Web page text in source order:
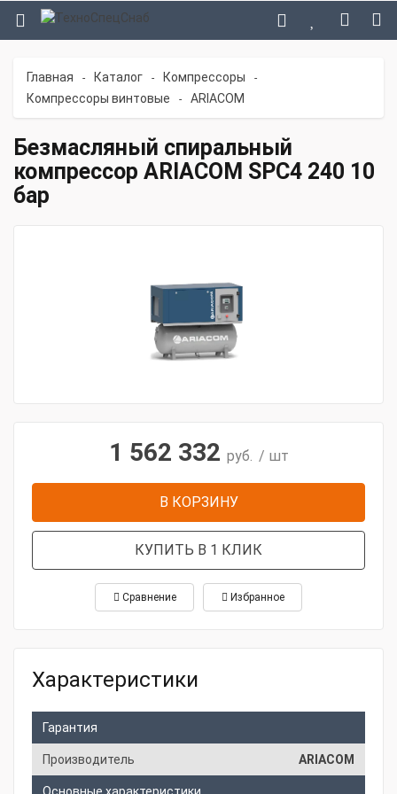
Главная - Каталог - Компрессоры -
Компрессоры винтовые - ARIACOM
Безмасляный спиральный
компрессор ARIACOM SPC4 240 10
бар
1 562 332 руб. / шт
В КОРЗИНУ
КУПИТЬ В 1 КЛИК
Сравнение Избранное
Характеристики
Гарантия
Производитель ARIACOM